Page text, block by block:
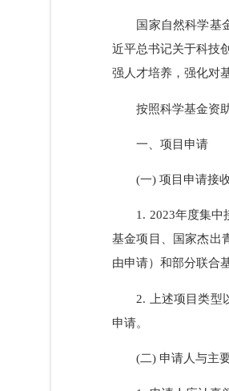
国家自然科学
近平总书记关于科
强人才培养，强
按照科学基金
一、项目申请
(一) 项目申请
1. 2023年度
基金项目、国家
由申请）和部分联
申请。